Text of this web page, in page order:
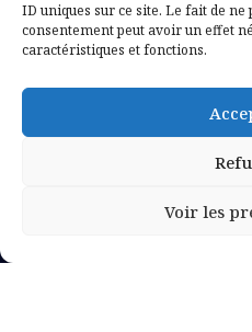
ID uniques sur ce site. Le fait de
consentement peut avoir un effet
caractéristiques et fonctions.
Voir les